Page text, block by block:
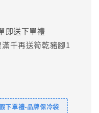
即送下單禮
千再送筍乾豬腳1
下單禮-品牌保冷袋